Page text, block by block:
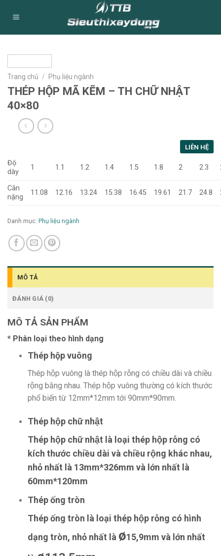
Trang chủ / Phụ liệu ngành
THÉP HỘP MÃ KẼM – TH CHỮ NHẬT
40×80
LIÊN HỆ
Độ
dày
1 1.1 1.2 1.4 1.5 1.8 2 2.3
Cân
nặng
11.08 12.16 13.24 15.38 16.45 19.61 21.7 24.8
Danh mục: Phụ liệu ngành
MÔ TẢ
ĐÁNH GIÁ (0)
MÔ TẢ SẢN PHẨM
* Phân loại theo hình dạng
Thép hộp vuông
Thép hộp vuông là thép hộp rỗng có chiều dài và chiều
rộng bằng nhau. Thép hộp vuông thường có kích thước
phổ biến từ 12mm*12mm tới 90mm*90mm.
Thép hộp chữ nhật
Thép hộp chữ nhật là loại thép hộp rỗng có
kích thước chiều dài và chiều rộng khác nhau,
nhỏ nhất là 13mm*326mm và lớn nhất là
60mm*120mm
Thép ống tròn
Thép ống tròn là loại thép hộp rỗng có hình
dạng tròn, nhỏ nhất là ø15,9mm và lớn nhất